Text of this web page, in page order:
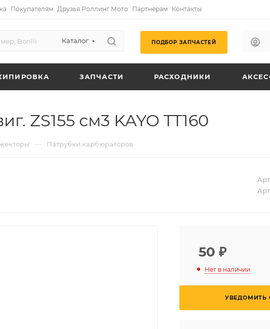
Покупателям Друзья Роллинг Мото Партнёрам Контакты
Каталог ПОДБОР ЗАПЧАСТЕЙ
ЗАПЧАСТИ РАСХОДНИКИ
ZS155 см3 KAYO TT160
— Патрубки карбюраторов
50 ₽
Нет в наличии
УВЕДОМИТЬ